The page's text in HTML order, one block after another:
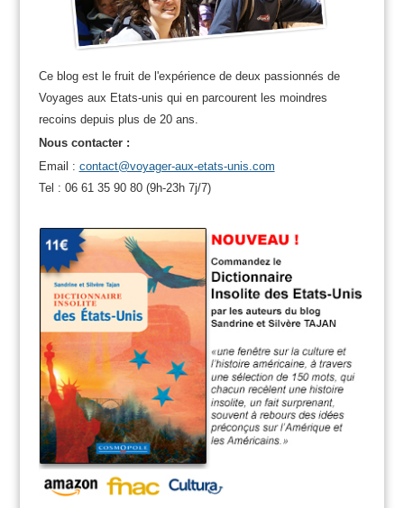
Ce blog est le fruit de l'expérience de deux passionnés de
Voyages aux Etats-unis qui en parcourent les moindres
recoins depuis plus de 20 ans.
Nous contacter :
Email : contact@voyager-aux-etats-unis.com
Tel : 06 61 35 90 80 (9h-23h 7j/7)